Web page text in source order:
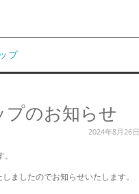
プ
プのお知らせ
2024年8月26日
ましたのでお知らせいたします。